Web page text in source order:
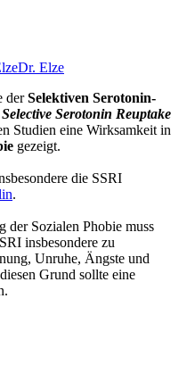
Dr. Elze
derSelektiven Serotonin-
Selective Serotonin Reuptake
Studien eine Wirksamkeit in
gezeigt.
die SSRI
.
der Sozialen Phobie muss
insbesondere zu
Unruhe, Ängste und
Grund sollte eine